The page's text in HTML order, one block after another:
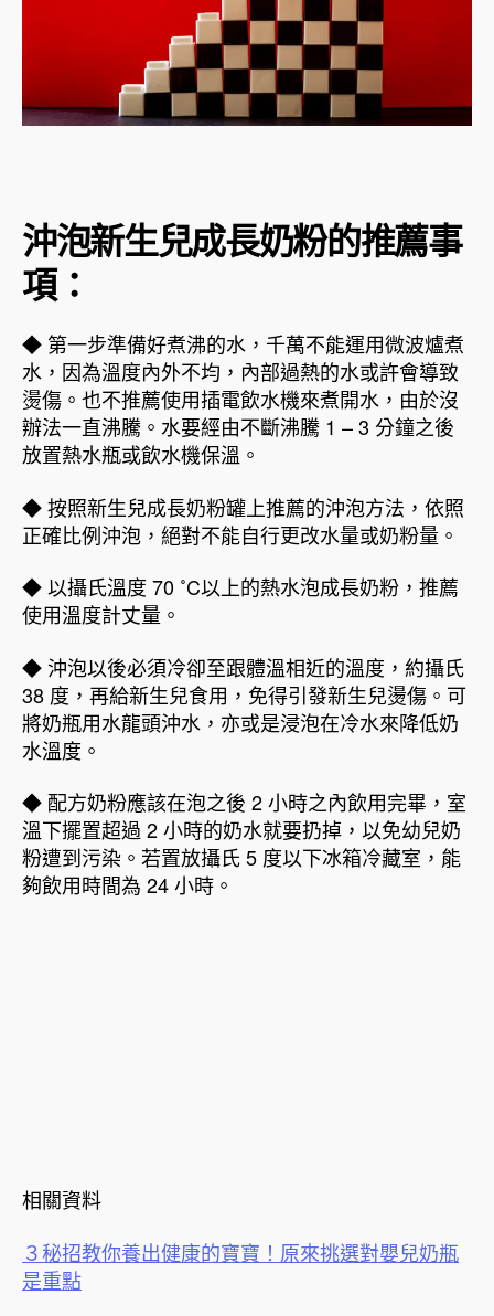
沖泡新生兒成長奶粉的推薦事
項：
◆ 第一步準備好煮沸的水，千萬不能運用微波爐煮
水，因為溫度內外不均，內部過熱的水或許會導致
燙傷。也不推薦使用插電飲水機來煮開水，由於沒
辦法一直沸騰。水要經由不斷沸騰 1 – 3 分鐘之後
放置熱水瓶或飲水機保溫。
◆ 按照新生兒成長奶粉罐上推薦的沖泡方法，依照
正確比例沖泡，絕對不能自行更改水量或奶粉量。
◆ 以攝氏溫度 70 ˚C以上的熱水泡成長奶粉，推薦
使用溫度計丈量。
◆ 沖泡以後必須冷卻至跟體溫相近的溫度，約攝氏
38 度，再給新生兒食用，免得引發新生兒燙傷。可
將奶瓶用水龍頭沖水，亦或是浸泡在冷水來降低奶
水溫度。
◆ 配方奶粉應該在泡之後 2 小時之內飲用完畢，室
溫下擺置超過 2 小時的奶水就要扔掉，以免幼兒奶
粉遭到污染。若置放攝氏 5 度以下冰箱冷藏室，能
夠飲用時間為 24 小時。
相關資料
３秘招教你養出健康的寶寶！原來挑選對嬰兒奶瓶
是重點